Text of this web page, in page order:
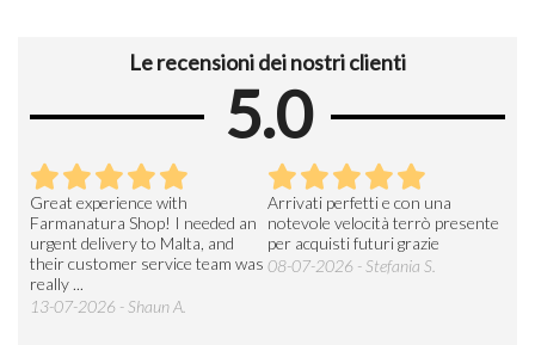
Le recensioni dei nostri clienti
5.0
Great experience with
Farmanatura Shop! I needed an
urgent delivery to Malta, and
their customer service team was
really ...
13-07-2026 - Shaun A.
Arrivati perfetti e con una
notevole velocità terrò presente
per acquisti futuri grazie
08-07-2026 - Stefania S.